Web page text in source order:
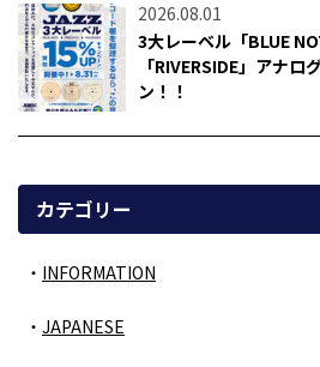
2026.08.01
3大レーベル「BLUE
「RIVERSIDE」アナ
ン！！
カテゴリー
INFORMATION
JAPANESE